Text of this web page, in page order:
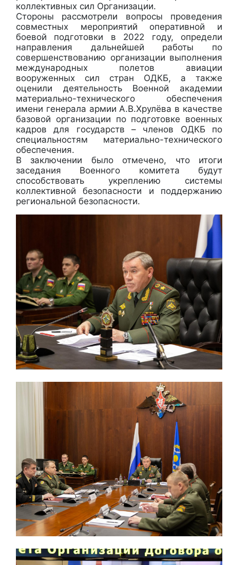
коллективных сил Организации.
Стороны рассмотрели вопросы проведения
совместных мероприятий оперативной и
боевой подготовки в 2022 году, определи
направления дальнейшей работы по
совершенствованию организации выполнения
международных полетов авиации
вооруженных сил стран ОДКБ, а также
оценили деятельность Военной академии
материально-технического обеспечения
имени генерала армии А.В.Хрулёва в качестве
базовой организации по подготовке военных
кадров для государств – членов ОДКБ по
специальностям материально-технического
обеспечения.
В заключении было отмечено, что итоги
заседания Военного комитета будут
способствовать укреплению системы
коллективной безопасности и поддержанию
региональной безопасности.